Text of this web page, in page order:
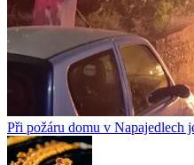
Při požáru domu v Napajedlech